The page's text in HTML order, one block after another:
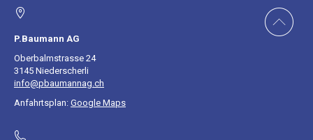
P.Baumann AG
Oberbalmstrasse 24
3145 Niederscherli
info@pbaumannag.ch
Anfahrtsplan: Google Maps